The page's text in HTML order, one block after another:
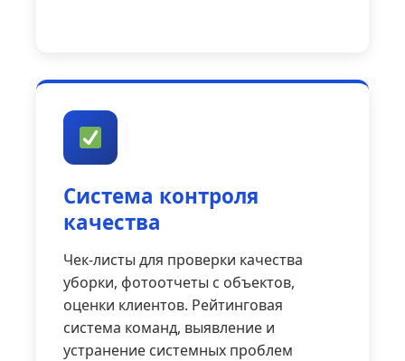
Система контроля
качества
Чек-листы для проверки качества
уборки, фотоотчеты с объектов,
оценки клиентов. Рейтинговая
система команд, выявление и
устранение системных проблем